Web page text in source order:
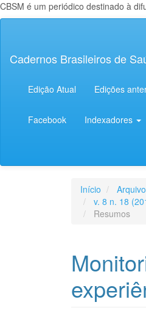
CBSM é um periódico destinado à
principal
Lateral
Cadernos Brasileiros de
Edição Atual Edições
Facebook Indexadores
Início
v. 8 n. 18
Resumos